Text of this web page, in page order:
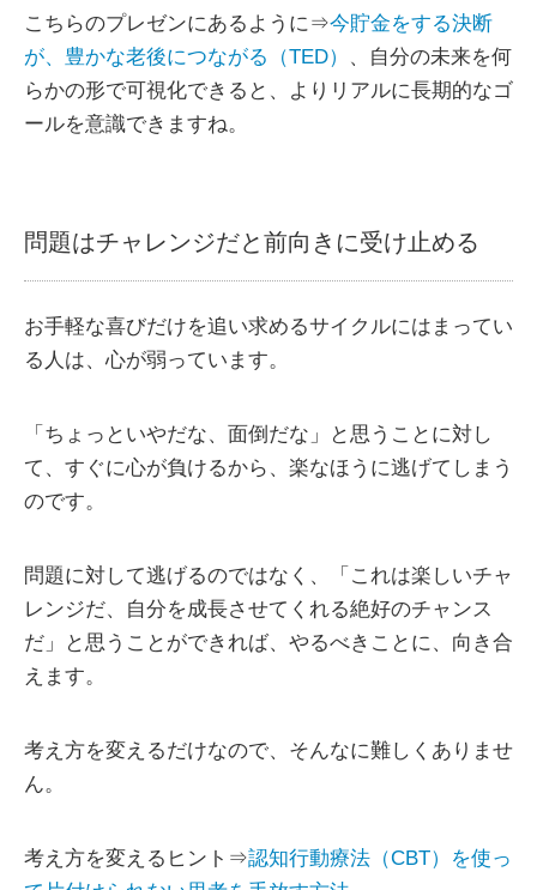
こちらのプレゼンにあるように⇒今貯金をする決断
が、豊かな老後につながる（TED）
、自分の未来を何
らかの形で可視化できると、よりリアルに長期的なゴ
ールを意識できますね。
問題はチャレンジだと前向きに受け止める
お手軽な喜びだけを追い求めるサイクルにはまってい
る人は、心が弱っています。
「ちょっといやだな、面倒だな」と思うことに対し
て、すぐに心が負けるから、楽なほうに逃げてしまう
のです。
問題に対して逃げるのではなく、「これは楽しいチャ
レンジだ、自分を成長させてくれる絶好のチャンス
だ」と思うことができれば、やるべきことに、向き合
えます。
考え方を変えるだけなので、そんなに難しくありませ
ん。
考え方を変えるヒント⇒認知行動療法（CBT）を使っ